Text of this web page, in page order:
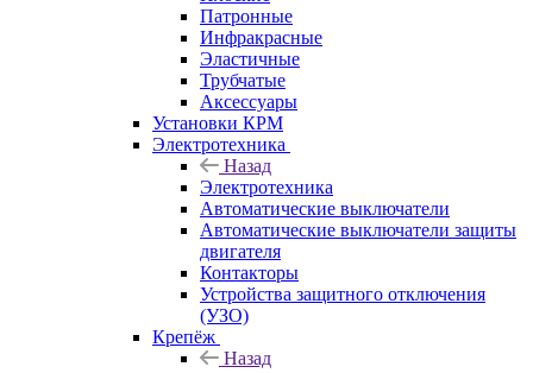
Патронные
Инфракрасные
Эластичные
Трубчатые
Аксессуары
Установки КРМ
Электротехника
Назад
Электротехника
Автоматические выключатели
Автоматические выключатели защиты
двигателя
Контакторы
Устройства защитного отключения
(УЗО)
Крепёж
Назад